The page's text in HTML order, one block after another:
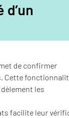
de confirmer
Cette
les
facilite leur